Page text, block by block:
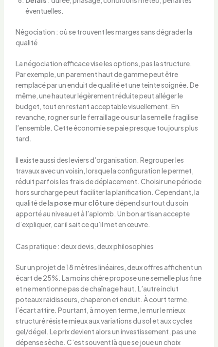
éventuelles.
Négociation : où se trouvent les marges sans dégrader la
qualité
La négociation efficace vise les options, pas la structure.
Par exemple, un parement haut de gamme peut être
remplacé par un enduit de qualité et une teinte soignée. De
même, une hauteur légèrement réduite peut alléger le
budget, tout en restant acceptable visuellement. En
revanche, rogner sur le ferraillage ou sur la semelle fragilise
l’ensemble. Cette économie se paie presque toujours plus
tard.
Il existe aussi des leviers d’organisation. Regrouper les
travaux avec un voisin, lorsque la configuration le permet,
réduit parfois les frais de déplacement. Choisir une période
hors surcharge peut faciliter la planification. Cependant, la
qualité de la pose mur clôturedépend surtout du soin
apporté au niveau et à l’aplomb. Un bon artisan accepte
d’expliquer, car il sait ce qu’il met en œuvre.
Cas pratique : deux devis, deux philosophies
Sur un projet de 18 mètres linéaires, deux offres affichent un
écart de 25%. La moins chère propose une semelle plus fine
et ne mentionne pas de chaînage haut. L’autre inclut
poteaux raidisseurs, chaperon et enduit. À court terme,
l’écart attire. Pourtant, à moyen terme, le mur le mieux
structuré résiste mieux aux variations du sol et aux cycles
gel/dégel. Le prix devient alors un investissement, pas une
dépense sèche. C’est souvent là que se joue un choix